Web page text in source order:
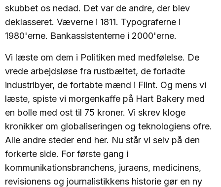
skubbet os nedad. Det var de andre, der blev
deklasseret. Væverne i 1811. Typograferne i
1980'erne. Bankassistenterne i 2000'erne.
Vi læste om dem i Politiken med medfølelse. De
vrede arbejdsløse fra rustbæltet, de forladte
industribyer, de fortabte mænd i Flint. Og mens vi
læste, spiste vi morgenkaffe på Hart Bakery med
en bolle med ost til 75 kroner. Vi skrev kloge
kronikker om globaliseringen og teknologiens ofre.
Alle andre steder end her. Nu står vi selv på den
forkerte side. For første gang i
kommunikationsbranchens, juraens, medicinens,
revisionens og journalistikkens historie gør en ny